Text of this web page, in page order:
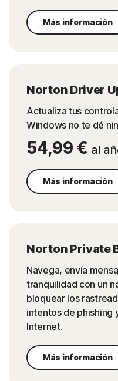
Más información
Norton Driver
Actualiza tus
Windows no te dé
54,99 € al
Más información
Norton Private
Navega, envía
tranquilidad con un
bloquear los
intentos de phishing
Internet.
Más información